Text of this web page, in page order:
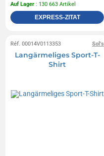
Auf Lager : 130 663 Artikel
EXPRESS-ZITAT
Sol's
Réf. 00014V0113353
Langärmeliges Sport-T-
Shirt